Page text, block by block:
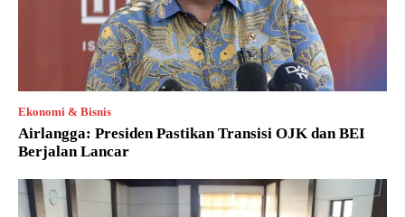
Ekonomi & Bisnis
Airlangga: Presiden Pastikan Transisi OJK dan BEI
Berjalan Lancar